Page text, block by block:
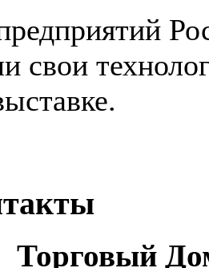
свои
Торговый